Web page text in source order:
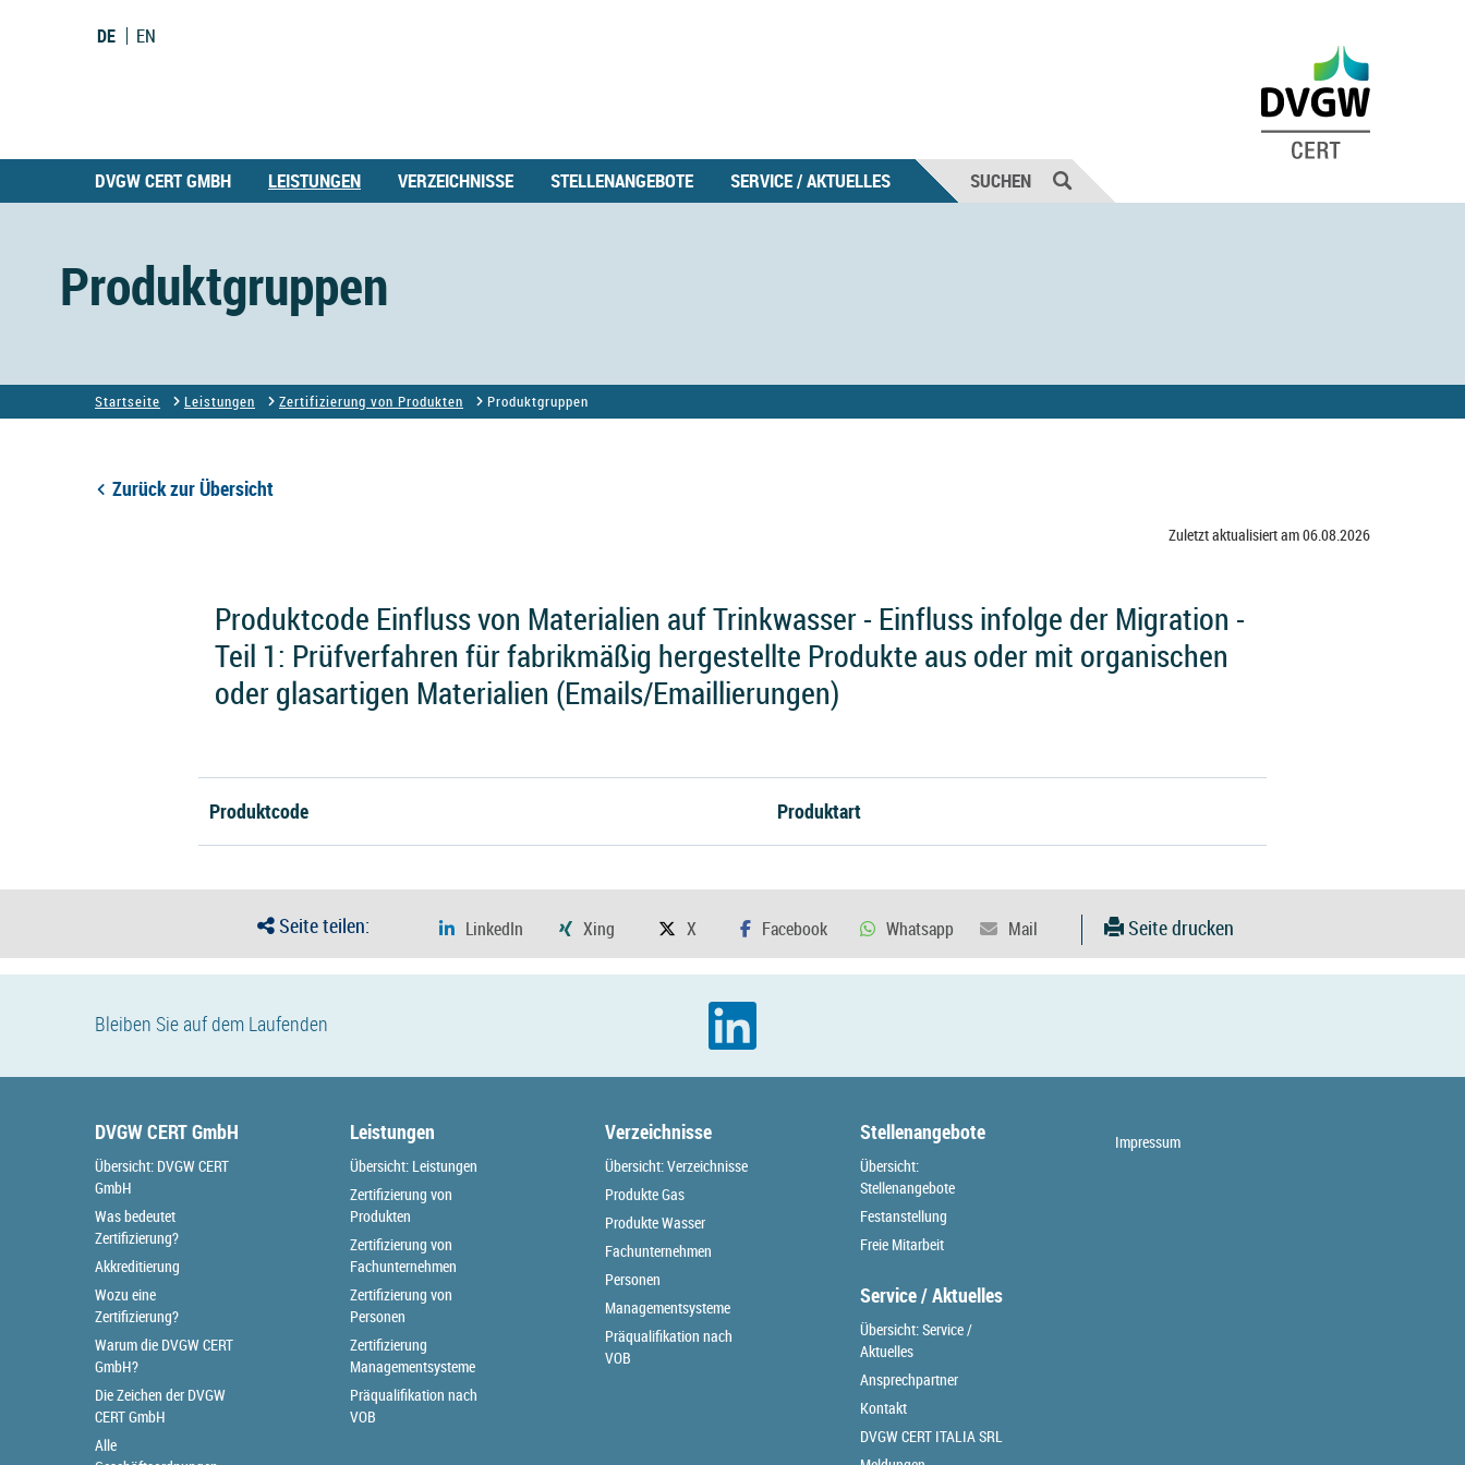
DE EN
DVGW CERT GMBH LEISTUNGEN VERZEICHNISSE STELLENANGEBOTE SERVICE / AKTUELLES SUCHEN
Produktgruppen
Startseite Leistungen Zertifizierung von Produkten Produktgruppen
Zurück zur Übersicht
Zuletzt aktualisiert am 06.08.2026
Produktcode Einfluss von Materialien auf Trinkwasser - Einfluss infolge der Migration -
Teil 1: Prüfverfahren für fabrikmäßig hergestellte Produkte aus oder mit organischen
oder glasartigen Materialien (Emails/Emaillierungen)
Produktcode Produktart
Seite teilen: Seite drucken
Bleiben Sie auf dem Laufenden
DVGW CERT GmbH
Übersicht: DVGW CERT
GmbH
Was bedeutet
Zertifizierung?
Akkreditierung
Wozu eine
Zertifizierung?
Warum die DVGW CERT
GmbH?
Die Zeichen der DVGW
CERT GmbH
Alle
Leistungen
Übersicht: Leistungen
Zertifizierung von
Produkten
Zertifizierung von
Fachunternehmen
Zertifizierung von
Personen
Zertifizierung
Managementsysteme
Präqualifikation nach
VOB
Verzeichnisse
Übersicht: Verzeichnisse
Produkte Gas
Produkte Wasser
Fachunternehmen
Personen
Managementsysteme
Präqualifikation nach
VOB
Stellenangebote
Übersicht:
Stellenangebote
Festanstellung
Freie Mitarbeit
Service / Aktuelles
Übersicht: Service /
Aktuelles
Ansprechpartner
Kontakt
DVGW CERT ITALIA SRL
Impressum